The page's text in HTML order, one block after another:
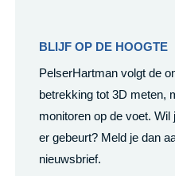
BLIJF OP DE HOOGTE
PelserHartman volgt de
betrekking tot 3D meten,
monitoren op de voet. Wil
er gebeurt? Meld je dan
nieuwsbrief.